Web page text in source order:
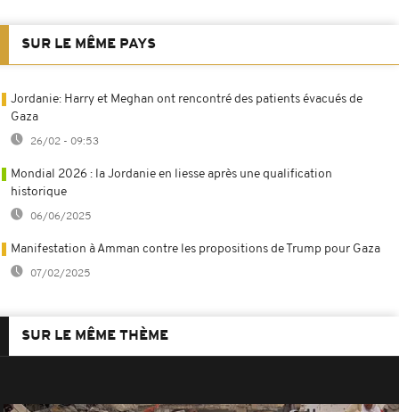
SUR LE MÊME PAYS
Jordanie: Harry et Meghan ont rencontré des patients évacués de
Gaza
26/02 - 09:53
Mondial 2026 : la Jordanie en liesse après une qualification
historique
06/06/2025
Manifestation à Amman contre les propositions de Trump pour Gaza
07/02/2025
SUR LE MÊME THÈME